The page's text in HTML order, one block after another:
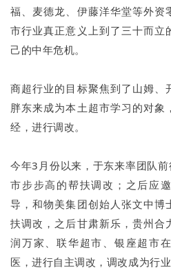
福、麦德龙、伊藤洋华堂等外资
市行业真正意义上到了三十而立
己的中年危机。
商超行业的目标聚焦到了山姆、
胖东来成为本土超市学习的对象
经，进行调改。
今年3月份以来，于东来率团队
市步步高的帮扶调改；之后应
导，和物美集团创始人张文中博
扶调改，之后甘肃新乐，贵州合
润万家、联华超市、银座超市
医，进行自主调改，调改成为行业